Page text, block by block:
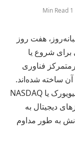
آمریکایی ۲۴ ساعت شبانه‌روز، هفت روز
شروع یا
فناوری
ساخته شده‌اند.
بر خلاف بازارهای سهام سنتی مانند بورس نیویورک یا NASDAQ
دیجیتال به
به طور مداوم